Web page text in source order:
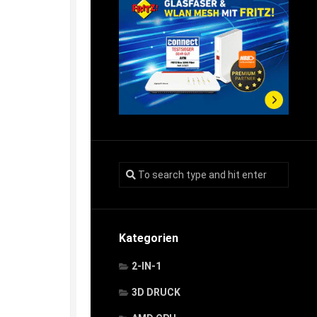
Kategorien
2-IN-1
3D DRUCK